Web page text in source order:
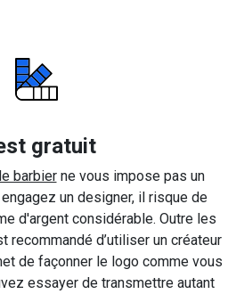
gratuit
barbierne vous impose pas un
un designer, il risque de
d'argent considérable. Outre les
recommandé d’utiliser un créateur
de façonner le logo comme vous
essayer de transmettre autant